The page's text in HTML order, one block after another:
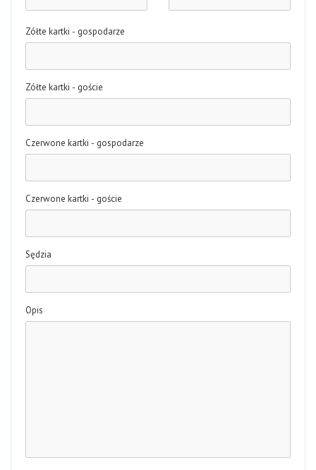
Zółte kartki - gospodarze
Zółte kartki - goście
Czerwone kartki - gospodarze
Czerwone kartki - goście
Sędzia
Opis